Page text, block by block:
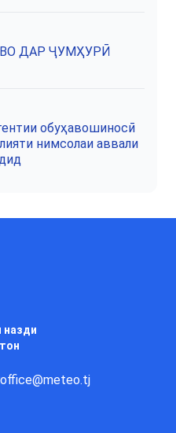
ДАР ҶУМҲУРӢ
обуҳавошиносӣ
нимсолаи аввали
назди
office@meteo.tj